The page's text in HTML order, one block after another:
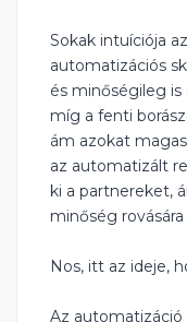
Sokak intuíciója
automatizációs
és minőségileg is
míg a fenti
ám azokat
az automatizált
ki a partnereket,
minőség
Nos, itt az ideje,
Az automatizáció